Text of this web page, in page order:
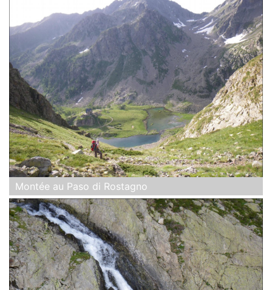
Montée au Paso di Rostagno